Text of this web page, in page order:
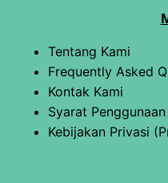
Tentang Kami
Frequently Asked
Kontak Kami
Syarat
Kebijakan Privasi